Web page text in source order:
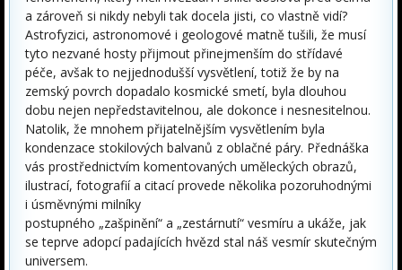
a zároveň si nikdy nebyli tak docela jisti, co vlastně vidí?
Astrofyzici, astronomové i geologové matně tušili, že musí
tyto nezvané hosty přijmout přinejmenším do střídavé
péče, avšak to nejjednodušší vysvětlení, totiž že by na
zemský povrch dopadalo kosmické smetí, byla dlouhou
dobu nejen nepředstavitelnou, ale dokonce i nesnesitelnou.
Natolik, že mnohem přijatelnějším vysvětlením byla
kondenzace stokilových balvanů z oblačné páry. Přednáška
vás prostřednictvím komentovaných uměleckých obrazů,
ilustrací, fotografií a citací provede několika pozoruhodnými
i úsměvnými milníky
postupného „zašpinění“ a „zestárnutí“ vesmíru a ukáže, jak
se teprve adopcí padajících hvězd stal náš vesmír skutečným
universem.